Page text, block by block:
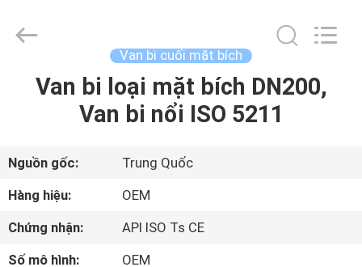
NHÀ
PHẨM
VIDEO
Van bi cuối mặt bích
Van bi loại mặt bích DN200,
Van bi nổi ISO 5211
Nguồn gốc:
Trung Quốc
Hàng hiệu:
OEM
Chứng nhận:
API ISO Ts CE
Số mô hình:
OEM